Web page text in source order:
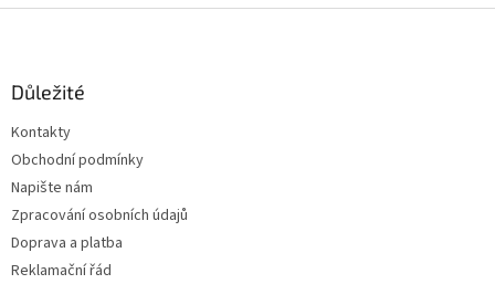
Důležité
Kontakty
Obchodní podmínky
Napište nám
Zpracování osobních údajů
Doprava a platba
Reklamační řád